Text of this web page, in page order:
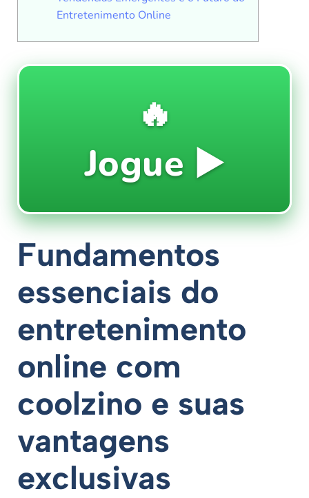
Entretenimento Online
🔥
Jogue ▶️
Fundamentos
essenciais do
entretenimento
online com
coolzino e suas
vantagens
exclusivas